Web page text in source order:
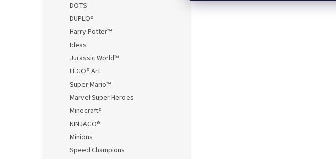
DOTS
DUPLO®
Harry Potter™
Ideas
Jurassic World™
LEGO® Art
Super Mario™
Marvel Super Heroes
Minecraft®
NINJAGO®
Minions
Speed Champions